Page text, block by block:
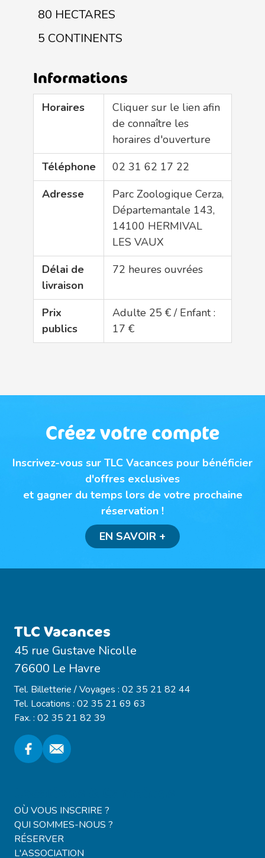
80 HECTARES
5 CONTINENTS
Informations
Horaires
Cliquer sur le lien afin
de connaître les
horaires d'ouverture
Téléphone
02 31 62 17 22
Adresse
Parc Zoologique Cerza,
Départemantale 143,
14100 HERMIVAL
LES VAUX
Délai de
livraison
72 heures ouvrées
Prix
publics
Adulte 25 € / Enfant :
17 €
Créez votre compte
Inscrivez-vous sur TLC Vacances pour bénéficier
d'offres exclusives
et gagner du temps lors de votre prochaine
réservation !
EN SAVOIR +
TLC Vacances
45 rue Gustave Nicolle
76600 Le Havre
Tel. Billetterie / Voyages : 02 35 21 82 44
Tel. Locations : 02 35 21 69 63
Fax. : 02 35 21 82 39
OÙ VOUS INSCRIRE ?
QUI SOMMES-NOUS ?
RÉSERVER
L'ASSOCIATION